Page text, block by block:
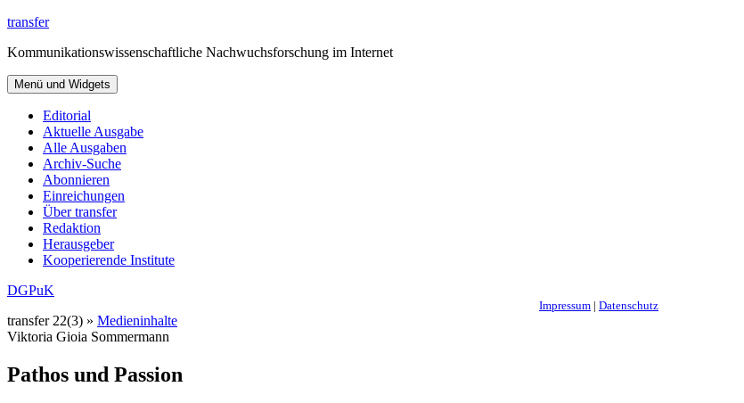
Zum
springen
transfer
Kommunikationswissenschaftliche Nachwuchsforschung im Internet
Menü und Widgets
Editorial
Aktuelle Ausgabe
Alle Ausgaben
Archiv-Suche
Abonnieren
Einreichungen
Über transfer
Redaktion
Herausgeber
Kooperierende Institute
DGPuK
Impressum | Datenschutz
transfer 22(3) » Medieninhalte
Viktoria Gioia Sommermann
Pathos und Passion